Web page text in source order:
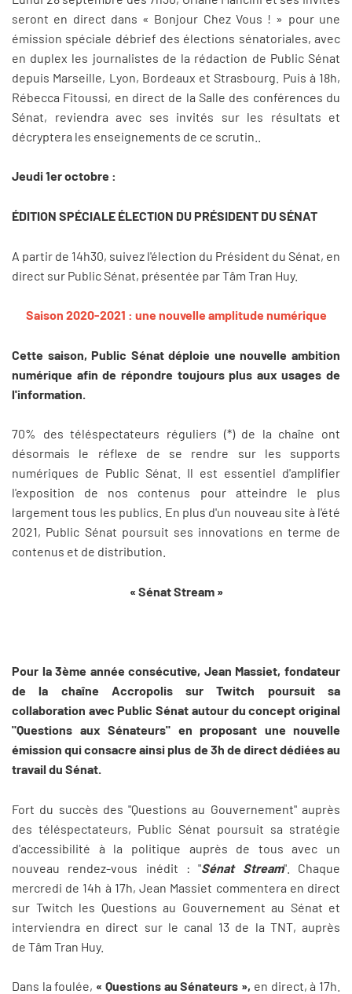
seront en direct dans « Bonjour Chez Vous ! » pour une
émission spéciale débrief des élections sénatoriales, avec
en duplex les journalistes de la rédaction de Public Sénat
depuis Marseille, Lyon, Bordeaux et Strasbourg. Puis à 18h,
Rébecca Fitoussi, en direct de la Salle des conférences du
Sénat, reviendra avec ses invités sur les résultats et
décryptera les enseignements de ce scrutin..
Jeudi 1er octobre :
ÉDITION SPÉCIALE ÉLECTION DU PRÉSIDENT DU SÉNAT
A partir de 14h30, suivez l'élection du Président du Sénat, en
direct sur Public Sénat, présentée par Tâm Tran Huy.
Saison 2020-2021 : une nouvelle amplitude numérique
Cette saison, Public Sénat déploie une nouvelle ambition
numérique afin de répondre toujours plus aux usages de
l'information.
70% des téléspectateurs réguliers (*) de la chaîne ont
désormais le réflexe de se rendre sur les supports
numériques de Public Sénat. Il est essentiel d'amplifier
l'exposition de nos contenus pour atteindre le plus
largement tous les publics. En plus d'un nouveau site à l'été
2021, Public Sénat poursuit ses innovations en terme de
contenus et de distribution.
« Sénat Stream »
Pour la 3ème année consécutive, Jean Massiet, fondateur
de la chaîne Accropolis sur Twitch poursuit sa
collaboration avec Public Sénat autour du concept original
"Questions aux Sénateurs" en proposant une nouvelle
émission qui consacre ainsi plus de 3h de direct dédiées au
travail du Sénat.
Fort du succès des "Questions au Gouvernement" auprès
des téléspectateurs, Public Sénat poursuit sa stratégie
d'accessibilité à la politique auprès de tous avec un
nouveau rendez-vous inédit : "Sénat Stream". Chaque
mercredi de 14h à 17h, Jean Massiet commentera en direct
sur Twitch les Questions au Gouvernement au Sénat et
interviendra en direct sur le canal 13 de la TNT, auprès
de Tâm Tran Huy.
Dans la foulée, « Questions au Sénateurs », en direct, à 17h.